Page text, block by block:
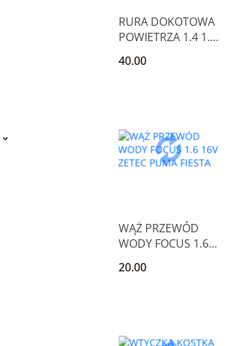
RURA DOKOTOWA
POWIETRZA 1.4 1.6
40.00
WĄŻ PRZEWÓD
WODY FOCUS 1.6
FIESTA
20.00